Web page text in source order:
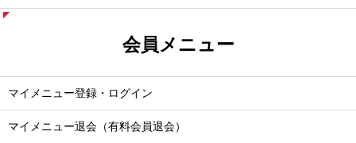
会員メニュー
マイメニュー登録・ログイン
マイメニュー退会（有料会員退会）